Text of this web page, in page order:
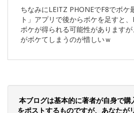
ちなみにLEITZ PHONEでF8でボケ
ト」アプリで後からボケを足すと
ボケが得られる可能性があります
がボケてしまうのが惜しいｗ
本ブログは基本的に著者が自身で
をポストするものですが、あなたが